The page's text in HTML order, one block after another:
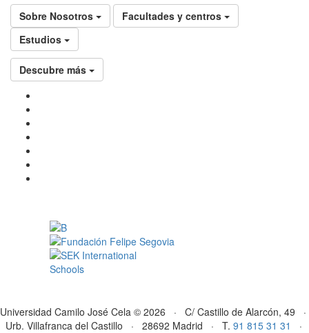
Sobre Nosotros
Facultades y centros
Estudios
Descubre más
Universidad Camilo José Cela © 2026 · C/ Castillo de Alarcón, 49 ·
Urb. Villafranca del Castillo · 28692 Madrid · T. 91 815 31 31
·